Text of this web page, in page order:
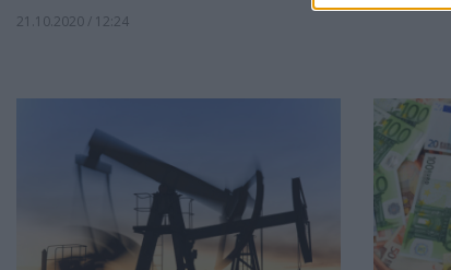
21.10.2020 / 12:24